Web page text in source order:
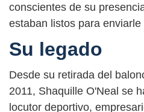
conscientes de su
estaban listos para enviarle
Su legado
Desde su retirada del
2011, Shaquille O'Neal se
locutor deportivo,